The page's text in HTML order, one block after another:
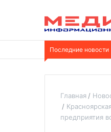
Последние новости
Главная
предприятия